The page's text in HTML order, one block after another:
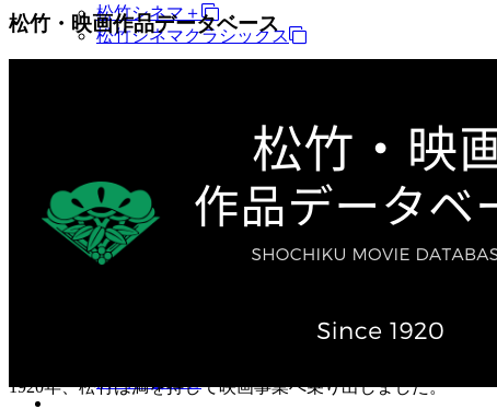
松竹シネマ＋
松竹シネマクラシックス
松竹ストア（通販サイト）
ゲーム事業（English）
企業情報
会社案内
松竹・映画作品データベース
1920年、松竹は満を持して映画事業へ乗り出しました。